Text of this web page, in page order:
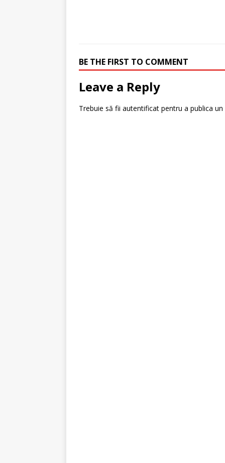
BE THE FIRST TO COMMENT
Leave a Reply
Trebuie să fii autentificat pentru a publica